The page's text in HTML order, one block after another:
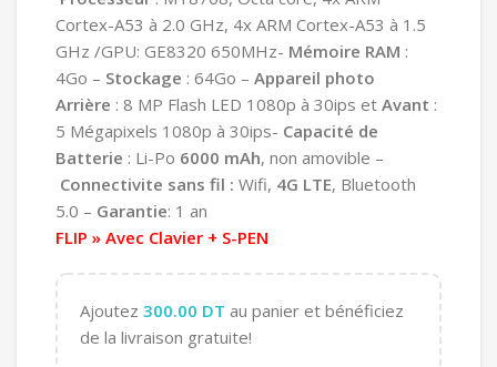
Cortex-A53 à 2.0 GHz, 4x ARM Cortex-A53 à 1.5
GHz /GPU: GE8320 650MHz- Mémoire RAM :
4Go – Stockage : 64Go – Appareil photo
Arrière : 8 MP Flash LED 1080p à 30ips et Avant :
5 Mégapixels 1080p à 30ips- Capacité de
Batterie : Li-Po 6000 mAh, non amovible –
Connectivite sans fil : Wifi, 4G LTE, Bluetooth
5.0 – Garantie: 1 an
FLIP » Avec Clavier + S-PEN
Ajoutez 300.00 DT au panier et bénéficiez
de la livraison gratuite!